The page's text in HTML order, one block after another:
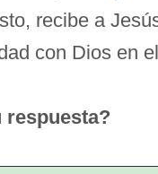
recibe a
con Dios en
respuesta?